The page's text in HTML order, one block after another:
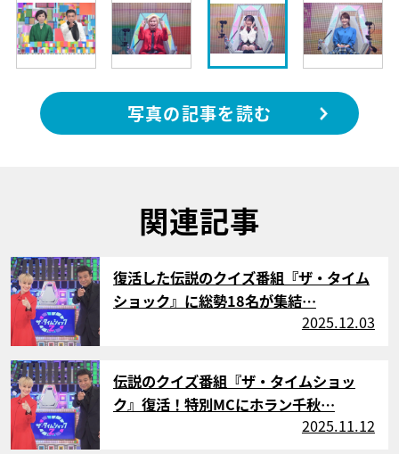
写真の記事を読む
関連記事
サムネイル
復活した伝説のクイズ番組『ザ・タイム
ショック』に総勢18名が集結…
2025.12.03
サムネイル
伝説のクイズ番組『ザ・タイムショッ
ク』復活！特別MCにホラン千秋…
2025.11.12